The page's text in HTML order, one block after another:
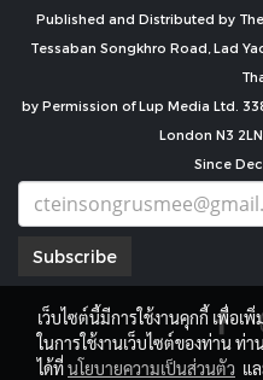
Published and Distributed by
Tessaban Songkhro Road, Lad
by Permission of Lup Media Ltd.
London N3
Since
Subscribe
เว็บไซต์นี้มีการใช้งานคุกกี้ เพื่อ
ในการใช้งานเว็บไซต์ของท่าน ท่
ได้ที่นโยบายความเป็นส่วนตัว แ